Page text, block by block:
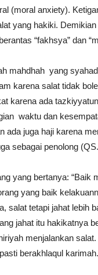
(moral anxiety).
yang hakiki.
“fakhsya” dan
mahdhah yang
karena salat tidak
karena ada
waktu dan
ada juga haji karena
sebagai penolong
yang bertanya: “Baik
yang baik
salat tetapi jahat lebih
jahat itu hakikatnya
menjalankan
berakhlaqul karimah.